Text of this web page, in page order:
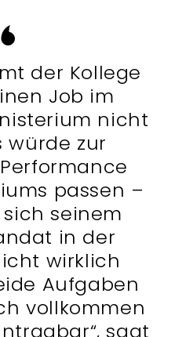
der Kollege
Job im
nicht
würde zur
passen –
seinem
in der
wirklich
Aufgaben
vollkommen
sagt